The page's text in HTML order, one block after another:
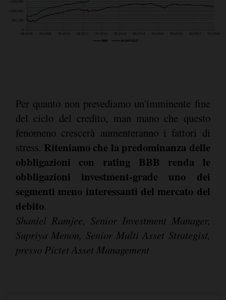
Per quanto non prevediamo un'imminente fine
del ciclo del credito, man mano che questo
fenomeno crescerà aumenteranno i fattori di
stress. Riteniamo che la predominanza delle
obbligazioni con rating BBB renda le
obbligazioni investment-grade uno dei
segmenti meno interessanti del mercato del
debito.
Shaniel Ramjee, Senior Investment Manager,
Supriya Menon, Senior Multi Asset Strategist,
presso Pictet Asset Management